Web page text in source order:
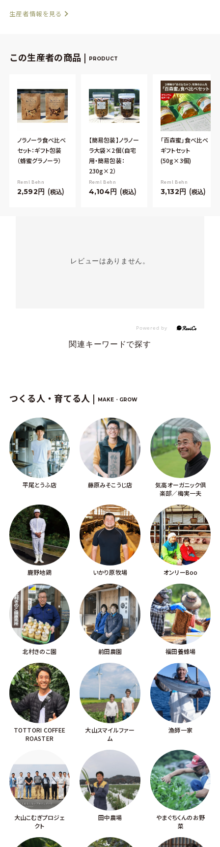
生産者情報を見る
この生産者の商品 | PRODUCT
ノラノーラ食べ比べ
セット：ギフト包装
（蜂蜜グラノーラ）
Reml Behn
2,592 税込
【簡易包装】ノラノー
ラ大袋×2個（自宅
用・簡易包装：
230g×2）
Reml Behn
4,104 税込
「百森蜜」食べ比べ
ギフトセット
(50g×3個)
Reml Behn
3,132 税込
レビューはありません。
関連キーワードで探す
つくる人・育てる人 | MAKE・GROW
平尾とうふ店 藤原みそこうじ店
気高オーガニック倶
楽部／梅実一夫
鹿野地鶏 いかり原牧場 オンリーBoo
北村きのこ園 前田農園 福田養蜂場
TOTTORI COFFEE
ROASTER
大山スマイルファー
ム
漁師一家
大山こむぎプロジェ
クト
田中農場
やまぐちくんのお野
菜